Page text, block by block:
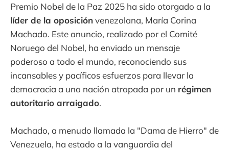
Premio Nobel de la Paz 2025 ha sido otorgado a la
líder de la oposiciónvenezolana, María Corina
Machado. Este anuncio, realizado por el Comité
Noruego del Nobel, ha enviado un mensaje
poderoso a todo el mundo, reconociendo sus
incansables y pacíficos esfuerzos para llevar la
democracia a una nación atrapada por un régimen
autoritario arraigado.
Machado, a menudo llamada la "Dama de Hierro" de
Venezuela, ha estado a la vanguardia del